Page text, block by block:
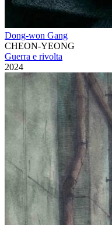
Dong-won Gang
CHEON-YEONG
Guerra e rivolta
2024